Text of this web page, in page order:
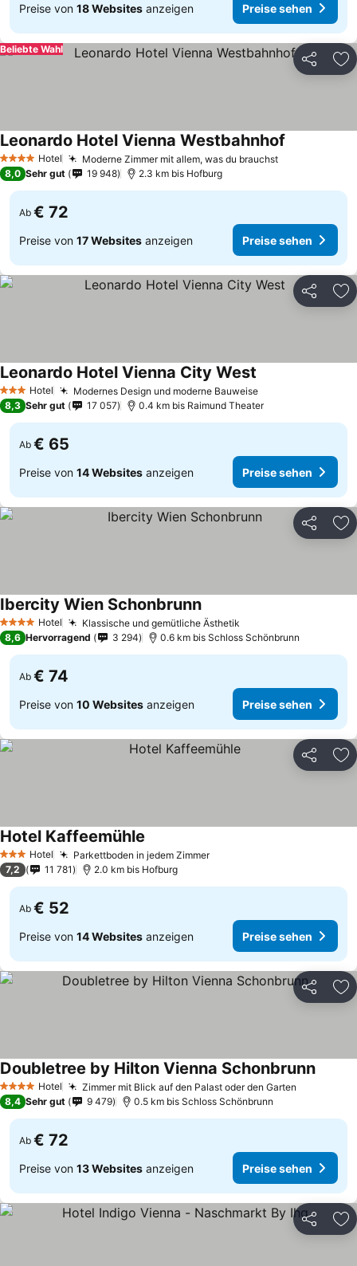
Preise von 18 Websites anzeigen Preise sehen
Teilen
Beliebte Wahl
4 Sterne Hotel Moderne Zimmer mit allem, was du brauchst
Leonardo Hotel Vienna Westbahnhof
8,0 Sehr gut 19 948 2.3 km bis Hofburg
Ab € 72
Preise von 17 Websites anzeigen Preise sehen
Teilen
3 SterneHotel Modernes Design und moderne Bauweise
Leonardo Hotel Vienna City West
8,3 Sehr gut 17 057 0.4 km bis Raimund Theater
Ab € 65
Preise von 14 Websites anzeigen Preise sehen
Teilen
4 Sterne Hotel Klassische und gemütliche Ästhetik
Ibercity Wien Schonbrunn
8,6 Hervorragend 3 294 0.6 km bis Schloss Schönbrunn
Ab € 74
Preise von 10 Websites anzeigen Preise sehen
Teilen
3 SterneHotel Parkettboden in jedem Zimmer
Hotel Kaffeemühle
7,2 11 781 2.0 km bis Hofburg
Ab € 52
Preise von 14 Websites anzeigen Preise sehen
Teilen
4 Sterne Hotel Zimmer mit Blick auf den Palast oder den Garten
Doubletree by Hilton Vienna Schonbrunn
8,4 Sehr gut 9 479 0.5 km bis Schloss Schönbrunn
Ab € 72
Preise von 13 Websites anzeigen Preise sehen
Teilen